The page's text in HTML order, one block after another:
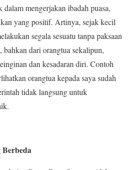
dalam mengerjakan ibadah puasa,
yang positif. Artinya, sejak kecil
segala sesuatu tanpa paksaan
dari orangtua sekalipun,
dan kesadaran diri. Contoh
orangtua kepada saya sudah
tidak langsung untuk
Berbeda